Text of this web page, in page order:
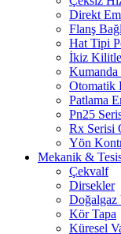
Direkt
Flanş
Hat Tipi
İkiz
Kumanda
Otomatik
Patlama
Pn25
Rx Serisi
Yön
Mekanik &
Çekvalf
Dirsekler
Doğalgaz
Kör Tapa
Küresel